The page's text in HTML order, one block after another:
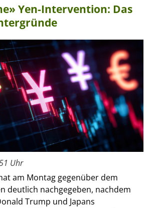
Yen-Intervention: Das
Uhr
am Montag gegenüber dem
deutlich nachgegeben, nachdem
Trump und Japans